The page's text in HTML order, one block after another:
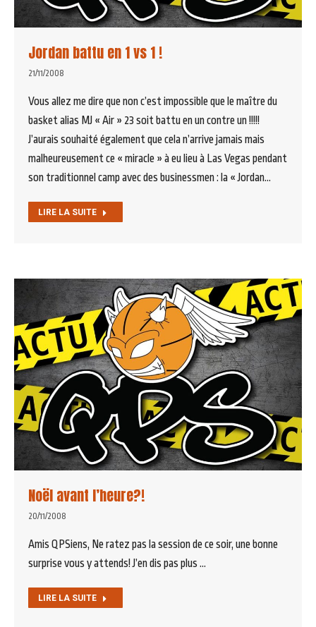
Jordan battu en 1 vs 1 !
21/11/2008
Vous allez me dire que non c’est impossible que le maître du
basket alias MJ « Air » 23 soit battu en un contre un !!!!!
J’aurais souhaité également que cela n’arrive jamais mais
malheureusement ce « miracle » à eu lieu à Las Vegas pendant
son traditionnel camp avec des businessmen : la « Jordan…
LIRE LA SUITE
Noël avant l’heure?!
20/11/2008
Amis QPSiens, Ne ratez pas la session de ce soir, une bonne
surprise vous y attends! J’en dis pas plus …
LIRE LA SUITE